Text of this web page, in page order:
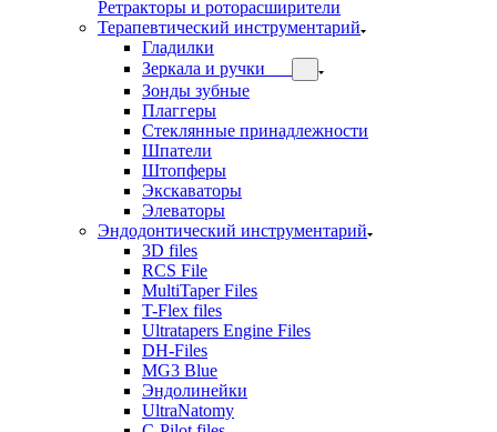
Ретракторы и роторасширители
Терапевтический инструментарий
Гладилки
Зеркала и ручки
Зонды зубные
Плаггеры
Стеклянные принадлежности
Шпатели
Штопферы
Экскаваторы
Элеваторы
Эндодонтический инструментарий
3D files
RCS File
MultiTaper Files
T-Flex files
Ultratapers Engine Files
DH-Files
MG3 Blue
Эндолинейки
UltraNatomy